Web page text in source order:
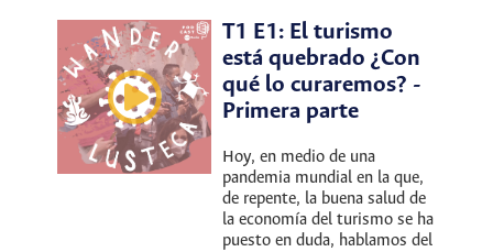
T1 E1: El turismo
está quebrado ¿Con
qué lo curaremos? -
Primera parte
Hoy, en medio de una
pandemia mundial en la que,
de repente, la buena salud de
la economía del turismo se ha
puesto en duda, hablamos del